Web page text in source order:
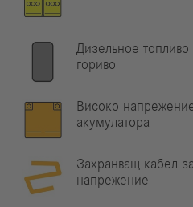
Дизельное топливо
гориво
Високо
акумулатора
Захранващ кабел
напрежение